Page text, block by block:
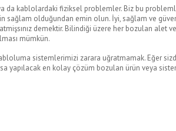
da kablolardaki fiziksel problemler. Biz bu
sağlam olduğundan emin olun. İyi, sağlam ve
demektir. Bilindiği üzere her bozulan alet
mümkün.
sistemlerimizi zarara uğratmamak. Eğer
yapılacak en kolay çözüm bozulan ürün veya